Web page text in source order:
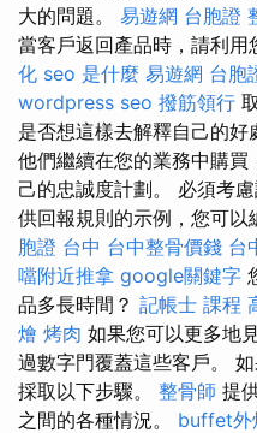
大的問題。 易遊網 台胞證
當客戶返回產品時，請利用
化 seo 是什麼 易遊網 台胞
wordpress seo 撥筋領行
是否想這樣去解釋自己的好
他們繼續在您的業務中購買
己的忠誠度計劃。 必須考
供回報規則的示例，您可以
胞證 台中 台中整骨價錢 台
噹附近推拿 google關鍵字
品多長時間？ 記帳士 課程
燴 烤肉 如果您可以更多地
過數字門覆蓋這些客戶。
採取以下步驟。 整骨師 提
之間的各種情況。 buffet外